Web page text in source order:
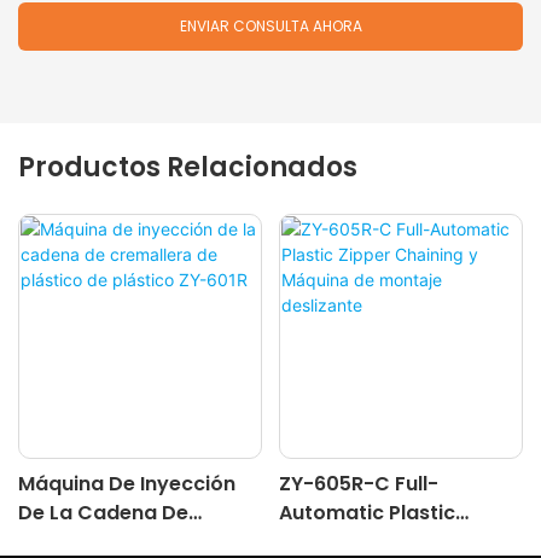
ENVIAR CONSULTA AHORA
Productos Relacionados
Máquina De Inyección
De La Cadena De
ZY-605R-C Full-
Automatic Plastic